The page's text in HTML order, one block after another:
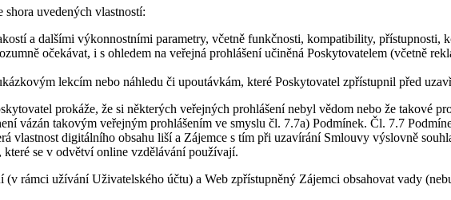
uvedených vlastností:
a dalšími výkonnostními parametry, včetně funkčnosti, kompatibility,
očekávat, i s ohledem na veřejná prohlášení učiněná Poskytovatelem (včetně
lekcím nebo náhledu či upoutávkám, které Poskytovatel zpřístupnil před
prokáže, že si některých veřejných prohlášení nebyl vědom nebo že takové
vázán takovým veřejným prohlášením ve smyslu čl. 7.7a) Podmínek. Čl. 7.7
vlastnost digitálního obsahu liší a Zájemce s tím při uzavírání Smlouvy výslovně
které se v odvětví online vzdělávání používají.
rámci užívání Uživatelského účtu) a Web zpřístupněný Zájemci obsahovat vady